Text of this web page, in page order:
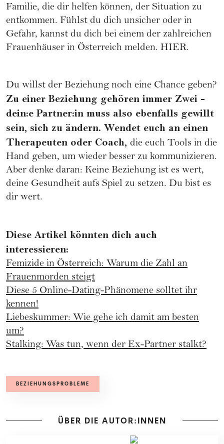
Familie, die dir helfen können, der Situation zu
entkommen. Fühlst du dich unsicher oder in
Gefahr, kannst du dich bei einem der zahlreichen
Frauenhäuser in Österreich melden. HIER.
Du willst der Beziehung noch eine Chance geben?
Zu einer Beziehung gehören immer Zwei -
dein:e Partner:in muss also ebenfalls gewillt
sein, sich zu ändern. Wendet euch an einen
Therapeuten oder Coach, die euch Tools in die
Hand geben, um wieder besser zu kommunizieren.
Aber denke daran: Keine Beziehung ist es wert,
deine Gesundheit aufs Spiel zu setzen. Du bist es
dir wert.
Diese Artikel könnten dich auch
interessieren:
Femizide in Österreich: Warum die Zahl an
Frauenmorden steigt
Diese 5 Online-Dating-Phänomene solltet ihr
kennen!
Liebeskummer: Wie gehe ich damit am besten
um?
Stalking: Was tun, wenn der Ex-Partner stalkt?
BEZIEHUNGSPROBLEME
ÜBER DIE AUTOR:INNEN